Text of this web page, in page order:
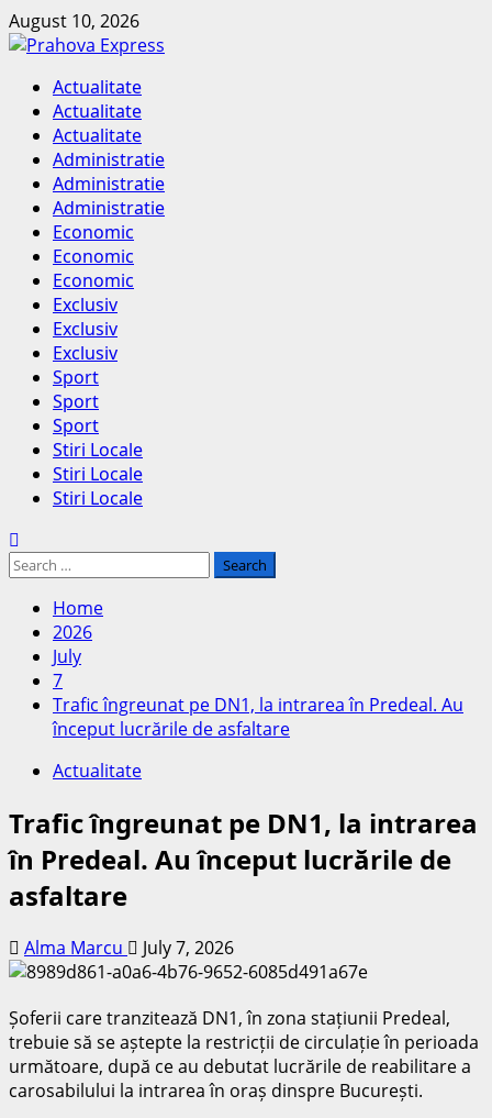
Skip
to
August 10, 2026
Primary
Menu
Actualitate
Actualitate
Actualitate
Administratie
Administratie
Administratie
Economic
Economic
Economic
Exclusiv
Exclusiv
Exclusiv
Sport
Sport
Sport
Stiri Locale
Stiri Locale
Stiri Locale
Search
Home
2026
July
7
Trafic îngreunat pe DN1, la intrarea în Predeal. Au
început lucrările de asfaltare
Actualitate
Trafic îngreunat pe DN1, la intrarea
în Predeal. Au început lucrările de
asfaltare
Alma Marcu July 7, 2026
Șoferii care tranzitează DN1, în zona stațiunii Predeal,
trebuie să se aștepte la restricții de circulație în perioada
următoare, după ce au debutat lucrările de reabilitare a
carosabilului la intrarea în oraș dinspre București.